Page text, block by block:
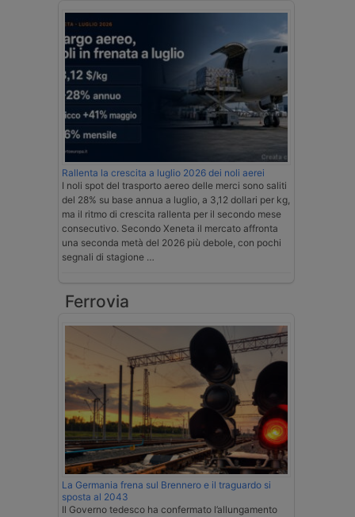
Rallenta la crescita a luglio 2026 dei noli aerei
I noli spot del trasporto aereo delle merci sono saliti
del 28% su base annua a luglio, a 3,12 dollari per kg,
ma il ritmo di crescita rallenta per il secondo mese
consecutivo. Secondo Xeneta il mercato affronta
una seconda metà del 2026 più debole, con pochi
segnali di stagione …
Ferrovia
La Germania frena sul Brennero e il traguardo si
sposta al 2043
Il Governo tedesco ha confermato l’allungamento